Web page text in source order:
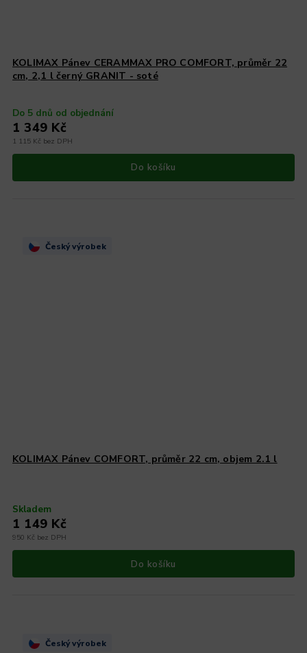
KOLIMAX Pánev CERAMMAX PRO COMFORT, průměr 22
cm, 2,1 l černý GRANIT - soté
Do 5 dnů od objednání
1 115 Kč bez DPH
1 349 Kč
Do košíku
Český výrobek
KOLIMAX Pánev COMFORT, průměr 22 cm, objem 2.1 l
Skladem
950 Kč bez DPH
1 149 Kč
Do košíku
Český výrobek